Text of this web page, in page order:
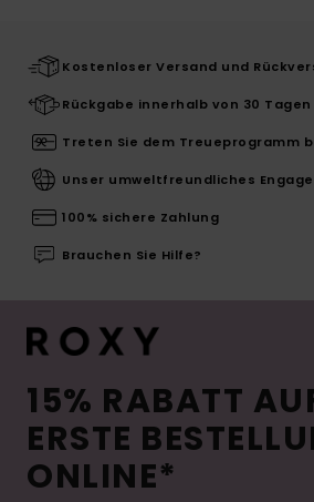
Kostenloser Versand und
Rückgabe innerhalb von 30 Tagen
Treten Sie dem Treueprogramm
Unser umweltfreundliches
100% sichere Zahlung
Brauchen Sie Hilfe?
15% RABATT
ERSTE
ONLINE*